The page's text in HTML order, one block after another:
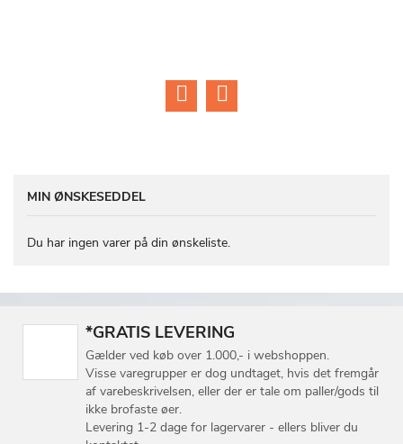
MIN ØNSKESEDDEL
Du har ingen varer på din ønskeliste.
*GRATIS LEVERING
Gælder ved køb over 1.000,- i webshoppen.
Visse varegrupper er dog undtaget, hvis det fremgår
af varebeskrivelsen, eller der er tale om paller/gods til
ikke brofaste øer.
Levering 1-2 dage for lagervarer - ellers bliver du